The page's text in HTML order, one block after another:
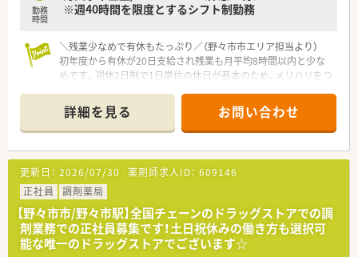
勤務
時間
※週40時間を限度とするシフト制勤務
＼残業少なめで有休もたっぷり／（野々市市エリア担当より）
初年度から有休が20日支給され残業も月平均8時間以内と少な
めです。週休2日制で1日単位の休日が基本のため、メリハリをつ
＊------------------------------------------＊
【店舗情報と応需状況について】
■北陸鉄道石川線の押野駅から徒歩8分の場所に位置しており、
広い駐車場も完備しているためお車での通勤が非常に便利で
す。
■近隣の医療機関から内科や小児科、循環器科などの多科目を1
日あたり約50枚応需しており、幅広く学べる環境が整っていま
す。
■店舗には薬剤師4名と事務員5名の合計9名という手厚い人員
体制が敷かれており、全員で協力しながら業務に取り組んでいま
す。
詳細を見る お問い合わせ
更新日： 2026/07/30 薬剤師求人ID： 609146
正社員
調剤薬局
【野々市市/野々市駅】全国チェーンのドラッグストアでの調
剤業務での正社員募集です！土日祝休みの働き方も選択可
能な唯一のドラッグストアでございます☆